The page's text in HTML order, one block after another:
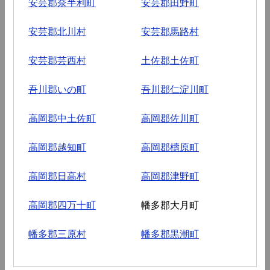
安芸郡北川村 安芸郡馬路村
安芸郡芸西村 土佐郡土佐町
吾川郡いの町 吾川郡仁淀川町
高岡郡中土佐町 高岡郡佐川町
高岡郡越知町 高岡郡檮原町
高岡郡日高村 高岡郡津野町
高岡郡四万十町 幡多郡大月町
幡多郡三原村 幡多郡黒潮町